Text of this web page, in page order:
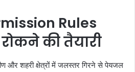
Rules
की तैयारी
और शहरी क्षेत्रों में जलस्तर गिरने से पेयजल